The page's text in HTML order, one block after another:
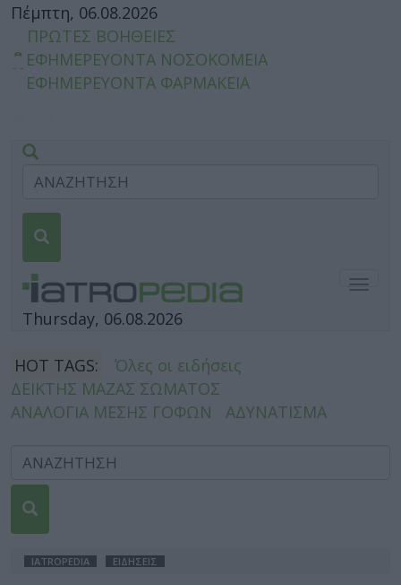
Πέμπτη, 06.08.2026
ΠΡΩΤΕΣ ΒΟΗΘΕΙΕΣ
ΕΦΗΜΕΡΕΥΟΝΤΑ ΝΟΣΟΚΟΜΕΙΑ
ΕΦΗΜΕΡΕΥΟΝΤΑ ΦΑΡΜΑΚΕΙΑ
Thursday, 06.08.2026
HOT TAGS:
Όλες οι ειδήσεις
ΔΕΙΚΤΗΣ ΜΑΖΑΣ ΣΩΜΑΤΟΣ
ΑΝΑΛΟΓΙΑ ΜΕΣΗΣ ΓΟΦΩΝ
ΑΔΥΝΑΤΙΣΜΑ
IATROPEDIA ΕΙΔΗΣΕΙΣ